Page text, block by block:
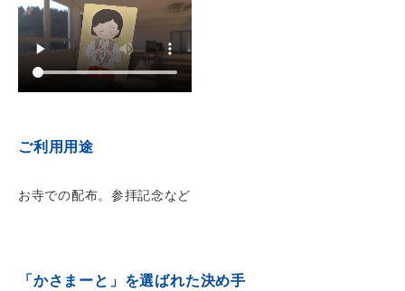
ご利用用途
お寺での配布。参拝記念など
「かさまーと」を選ばれた決め手